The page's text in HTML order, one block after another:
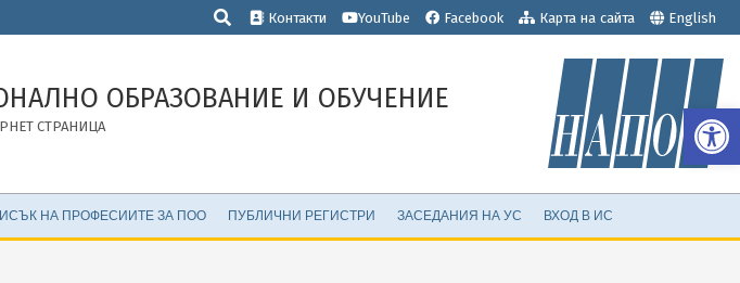
Търсене
Контакти YouTube Facebook Карта на сайта English
ОБРАЗОВАНИЕ И ОБУЧЕНИЕ
СТРАНИЦА
НА ПРОФЕСИИТЕ ЗА ПОО ПУБЛИЧНИ РЕГИСТРИ ЗАСЕДАНИЯ НА УС ВХОД В ИС